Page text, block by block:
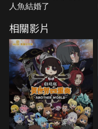
人魚結婚了
相關影片